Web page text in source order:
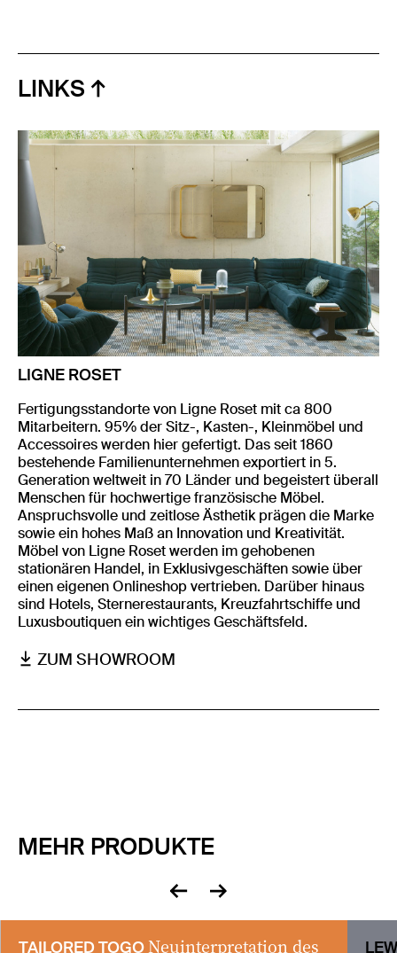
LINKS
LIGNE ROSET
Fertigungsstandorte von Ligne Roset mit ca 800
Mitarbeitern. 95% der Sitz-, Kasten-, Kleinmöbel und
Accessoires werden hier gefertigt. Das seit 1860
bestehende Familienunternehmen exportiert in 5.
Generation weltweit in 70 Länder und begeistert überall
Menschen für hochwertige französische Möbel.
Anspruchsvolle und zeitlose Ästhetik prägen die Marke
sowie ein hohes Maß an Innovation und Kreativität.
Möbel von Ligne Roset werden im gehobenen
stationären Handel, in Exklusivgeschäften sowie über
einen eigenen Onlineshop vertrieben. Darüber hinaus
sind Hotels, Sternerestaurants, Kreuzfahrtschiffe und
Luxusboutiquen ein wichtiges Geschäftsfeld.
ZUM SHOWROOM
MEHR PRODUKTE
zurück
vor
TAILORED TOGO Neuinterpretation des